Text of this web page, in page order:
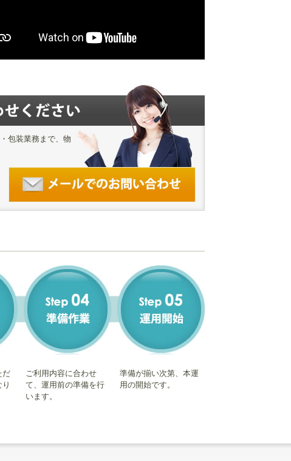
包装業務まで、物
だ
ご利用内容に合わせ
て、運用前の準備を行
います。
準備が揃い次第、本運
用の開始です。